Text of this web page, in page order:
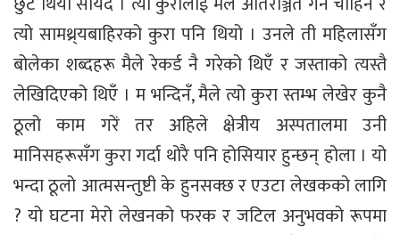
त्यो सामथ्र्यबाहिरको कुरा पनि थियो । उनले ती महिलासँग
बोलेका शब्दहरू मैले रेकर्ड नै गरेको थिएँ र जस्ताको त्यस्तै
लेखिदिएको थिएँ । म भन्दिनँ, मैले त्यो कुरा स्तम्भ लेखेर कुनै
ठूलो काम गरें तर अहिले क्षेत्रीय अस्पतालमा उनी
मानिसहरूसँग कुरा गर्दा थोरै पनि होसियार हुन्छन् होला । यो
भन्दा ठूलो आत्मसन्तुष्टी के हुनसक्छ र एउटा लेखकको लागि
? यो घटना मेरो लेखनको फरक र जटिल अनुभवको रूपमा